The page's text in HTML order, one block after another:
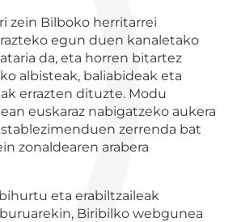
zein Bilboko herritarrei
egun duen kanaletako
da, eta horren bitartez
albisteak, baliabideak eta
errazten dituzte. Modu
euskaraz nabigatzeko aukera
zerrenda bat
zonaldearen arabera
eta erabiltzaileak
Biribilko webgunea